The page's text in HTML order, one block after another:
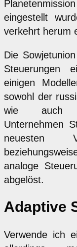
eingestellt
verkehrt herum
Die
Steuerungen
einigen
sowohl der
wie auch
Unternehmen
analoge
abgelöst.
Adaptive
Verwende ich